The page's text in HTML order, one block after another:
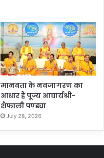
मानवता के नवजागरण का
आधार हैं पूज्य आचार्यश्री-
शैफाली पण्ड्या
July 28, 2026